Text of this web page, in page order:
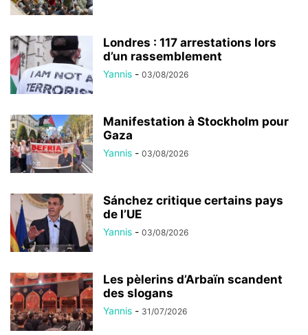
Londres : 117 arrestations lors
d’un rassemblement
Yannis - 03/08/2026
Manifestation à Stockholm pour
Gaza
Yannis - 03/08/2026
Sánchez critique certains pays
de l’UE
Yannis - 03/08/2026
Les pèlerins d’Arbaïn scandent
des slogans
Yannis - 31/07/2026